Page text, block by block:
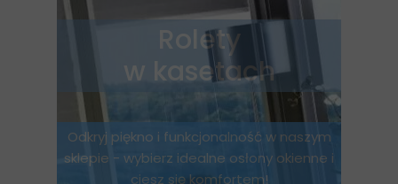
Rolety
w kasetach
Odkryj piękno i funkcjonalność w naszym
sklepie - wybierz idealne osłony okienne i
ciesz się komfortem!